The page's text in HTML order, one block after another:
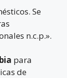
Se
n.c.p.».
para
de